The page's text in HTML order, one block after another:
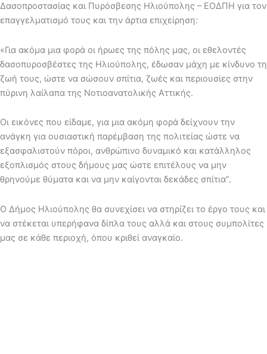
Δασοπροστασίας και Πυρόσβεσης Ηλιούπολης – ΕΟΔΠΗ για τον
επαγγελματισμό τους και την άρτια επιχείρηση:
«Για ακόμα μια φορά οι ήρωες της πόλης μας, οι εθελοντές
δασοπυροσβέστες της Ηλιούπολης, έδωσαν μάχη με κίνδυνο τη
ζωή τους, ώστε να σώσουν σπίτια, ζωές και περιουσίες στην
πύρινη λαίλαπα της Νοτιοανατολικής Αττικής.
Οι εικόνες που είδαμε, για μια ακόμη φορά δείχνουν την
ανάγκη για ουσιαστική παρέμβαση της πολιτείας ώστε να
εξασφαλιστούν πόροι, ανθρώπινο δυναμικό και κατάλληλος
εξοπλισμός στους δήμους μας ώστε επιτέλους να μην
θρηνούμε θύματα και να μην καίγονται δεκάδες σπίτια”.
Ο Δήμος Ηλιούπολης θα συνεχίσει να στηρίζει το έργο τους και
να στέκεται υπερήφανα δίπλα τους αλλά και στους συμπολίτες
μας σε κάθε περιοχή, όπου κριθεί αναγκαίο.